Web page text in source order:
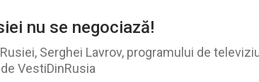
nu se negociază!
Serghei Lavrov, programului de
VestiDinRusia